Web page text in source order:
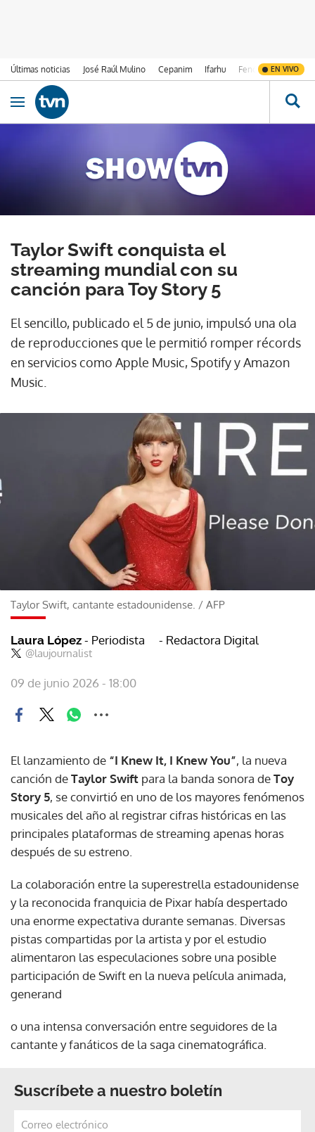
Últimas noticias José Raúl Mulino Cepanim Ifarhu Fenómeno de El
EN VIVO
Ir al contenido
Obrir navegació
Taylor Swift conquista el
streaming mundial con su
canción para Toy Story 5
El sencillo, publicado el 5 de junio, impulsó una ola
de reproducciones que le permitió romper récords
en servicios como Apple Music, Spotify y Amazon
Music.
Taylor Swift, cantante estadounidense. / AFP
Laura López - Periodista
@laujournalist
- Redactora Digital
09 de junio 2026 - 18:00
El lanzamiento de “I Knew It, I Knew You”, la nueva
canción deTaylor Swift para la banda sonora deToy
Story 5, se convirtió en uno de los mayores fenómenos
musicales del año al registrar cifras históricas en las
principales plataformas de streaming apenas horas
después de su estreno.
La colaboración entre la superestrella estadounidense
y la reconocida franquicia de Pixar había despertado
una enorme expectativa durante semanas. Diversas
pistas compartidas por la artista y por el estudio
alimentaron las especulaciones sobre una posible
participación de Swift en la nueva película animada,
generand
o una intensa conversación entre seguidores de la
cantante y fanáticos de la saga cinematográfica.
Suscríbete a nuestro boletín